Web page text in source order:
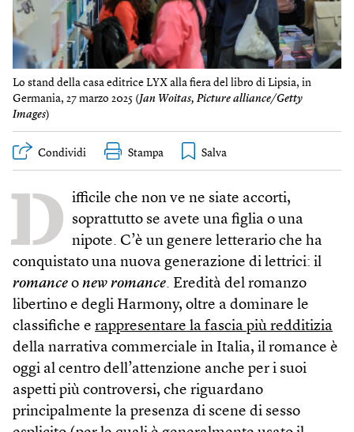
Lo stand della casa editrice LYX alla fiera del libro di Lipsia, in
Germania, 27 marzo 2025 (Jan Woitas, Picture alliance/Getty
Images)
Condividi Stampa
D ifficile che non ve ne siate accorti,
soprattutto se avete una figlia o una
nipote. C’è un genere letterario che ha
conquistato una nuova generazione di lettrici: il
romance o new romance. Eredità del romanzo
libertino e degli Harmony, oltre a dominare le
classifiche e rappresentare la fascia più redditizia
della narrativa commerciale in Italia, il romance è
oggi al centro dell’attenzione anche per i suoi
aspetti più controversi, che riguardano
principalmente la presenza di scene di sesso